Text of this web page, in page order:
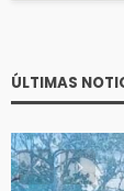
ÚLTIMAS